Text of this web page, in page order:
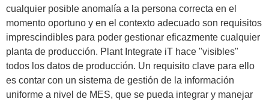
Acerca
ProLeiT
cualquier posible anomalía a la persona correcta en el
momento oportuno y en el contexto adecuado son requisitos
imprescindibles para poder gestionar eficazmente cualquier
planta de producción. Plant Integrate iT hace "visibles"
todos los datos de producción. Un requisito clave para ello
es contar con un sistema de gestión de la información
uniforme a nivel de MES, que se pueda integrar y manejar